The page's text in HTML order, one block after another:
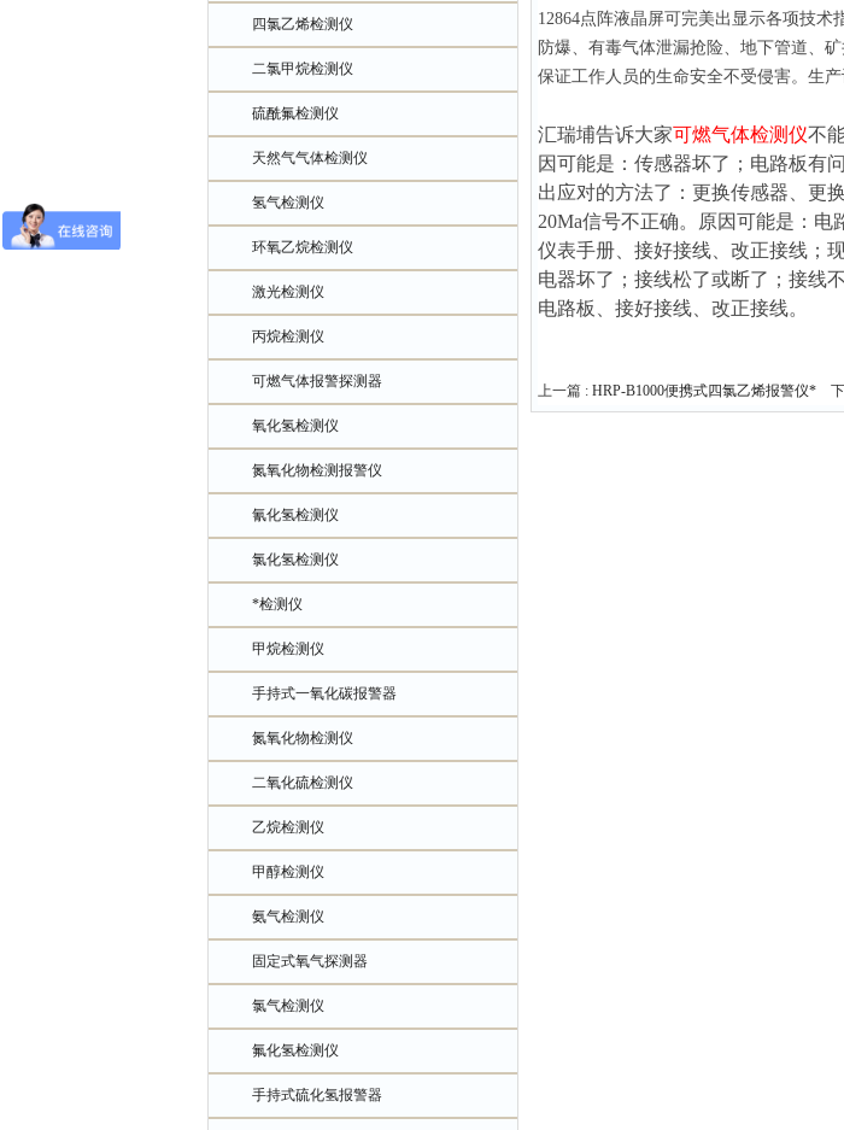
四氯乙烯检测仪
二氯甲烷检测仪
硫酰氟检测仪
天然气气体检测仪
氢气检测仪
环氧乙烷检测仪
激光检测仪
丙烷检测仪
可燃气体报警探测器
氧化氢检测仪
氮氧化物检测报警仪
氰化氢检测仪
氯化氢检测仪
*检测仪
甲烷检测仪
手持式一氧化碳报警器
氮氧化物检测仪
二氧化硫检测仪
乙烷检测仪
甲醇检测仪
氨气检测仪
固定式氧气探测器
氯气检测仪
氟化氢检测仪
手持式硫化氢报警器
12864点阵液晶屏可完美出显示各项技
防爆、有毒气体泄漏抢险、地下管道、
保证工作人员的生命安全不受侵害。生产
汇瑞埔告诉大家可燃气体检测仪不
因可能是：传感器坏了；电路板有
出应对的方法了：更换传感器、更
20Ma信号不正确。原因可能是：
仪表手册、接好接线、改正接线；
电器坏了；接线松了或断了；接线
电路板、接好接线、改正接线。
上一篇 : HRP-B1000便携式四氯乙烯报警仪* 下